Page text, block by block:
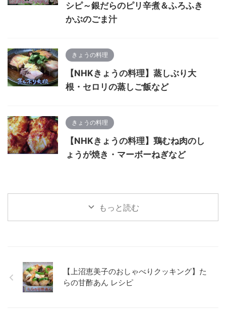
シピ～銀だらのピリ辛煮＆ふろふき
かぶのごま汁
きょうの料理
【NHKきょうの料理】蒸しぶり大
根・セロリの蒸しご飯など
きょうの料理
【NHKきょうの料理】鶏むね肉のし
ょうが焼き・マーボーねぎなど
もっと読む
【上沼恵美子のおしゃべりクッキング】た
らの甘酢あん レシピ